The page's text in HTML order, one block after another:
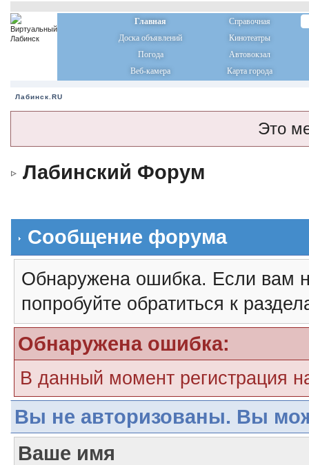
Главная
Справочная
Доска объявлений
Кинотеатры
Погода
Автовокзал
Веб-камера
Карта города
Лабинск.RU
Это
Лабинский Форум
Сообщение форума
Обнаружена ошибка. Если вам
попробуйте обратиться к
Обнаружена ошибка:
В данный момент регистрация
Вы не авторизованы. Вы
Ваше имя